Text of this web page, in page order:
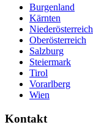
Burgenland
Kärnten
Niederösterreich
Oberösterreich
Salzburg
Steiermark
Tirol
Vorarlberg
Wien
Kontakt